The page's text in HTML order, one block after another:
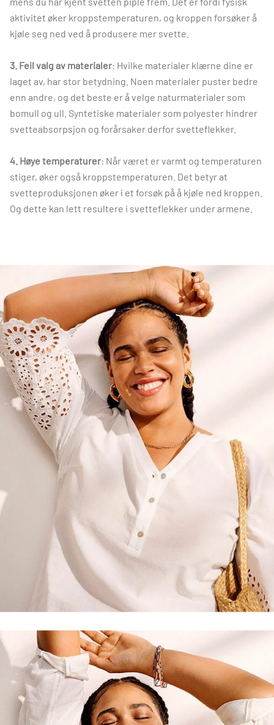
aktivitet øker kroppstemperaturen, og kroppen forsøker å
kjøle seg ned ved å produsere mer svette.
3. Feil valg av materialer: Hvilke materialer klærne dine er
laget av, har stor betydning. Noen materialer puster bedre
enn andre, og det beste er å velge naturmaterialer som
bomull og ull. Syntetiske materialer som polyester hindrer
svetteabsorpsjon og forårsaker derfor svetteflekker.
4. Høye temperaturer: Når været er varmt og temperaturen
stiger, øker også kroppstemperaturen. Det betyr at
svetteproduksjonen øker i et forsøk på å kjøle ned kroppen.
Og dette kan lett resultere i svetteflekker under armene.